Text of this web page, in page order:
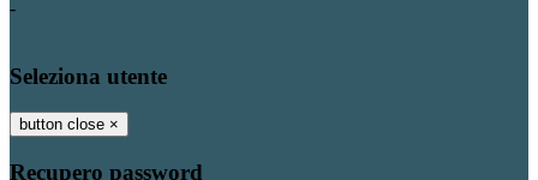
-
Seleziona utente
button close ×
Recupero password